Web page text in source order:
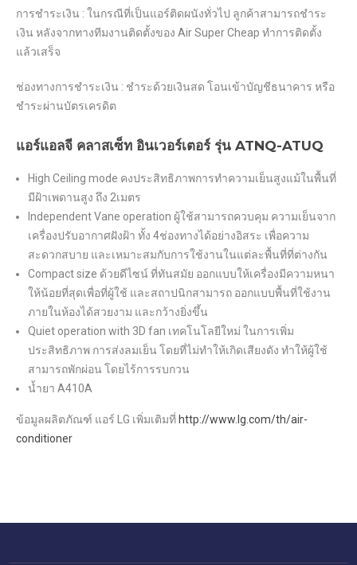
การชำระเงิน : ในกรณีที่เป็นแอร์ติดผนังทั่วไป ลูกค้าสามารถชำระ
เงิน หลังจากทางทีมงานติดตั้งของ Air Super Cheap ทำการติดตั้ง
แล้วเสร็จ
ช่องทางการชำระเงิน : ชำระด้วยเงินสด โอนเข้าบัญชีธนาคาร หรือ
ชำระผ่านบัตรเครดิต
แอร์แอลจี คลาสเซ็ท อินเวอร์เตอร์ รุ่น ATNQ-ATUQ
High Ceiling mode คงประสิทธิภาพการทำความเย็นสูงแม้ในพื้นที่
มีฝ้าเพดานสูง ถึง 2เมตร
Independent Vane operation ผู้ใช้สามารถควบคุม ความเย็นจาก
เครื่องปรับอากาศฝังฝ้า ทั้ง 4ช่องทางได้อย่างอิสระ เพื่อความ
สะดวกสบาย และเหมาะสมกับการใช้งานในแต่ละพื้นที่ที่ต่างกัน
Compact size ด้วยดีไซน์ ที่ทันสมัย ออกแบบให้เครื่องมีความหนา
ให้น้อยที่สุดเพื่อที่ผู้ใช้ และสถาปนิกสามารถ ออกแบบพื้นที่ใช้งาน
ภายในห้องได้สวยงาม และกว้างยิ่งขึ้น
Quiet operation with 3D fan เทคโนโลยีใหม่ ในการเพิ่ม
ประสิทธิภาพ การส่งลมเย็น โดยที่ไม่ทำให้เกิดเสียงดัง ทำให้ผู้ใช้
สามารถพักผ่อน โดยไร้การรบกวน
น้ำยา A410A
ข้อมูลผลิตภัณฑ์ แอร์ LG เพิ่มเติมที่ http://www.lg.com/th/air-
conditioner